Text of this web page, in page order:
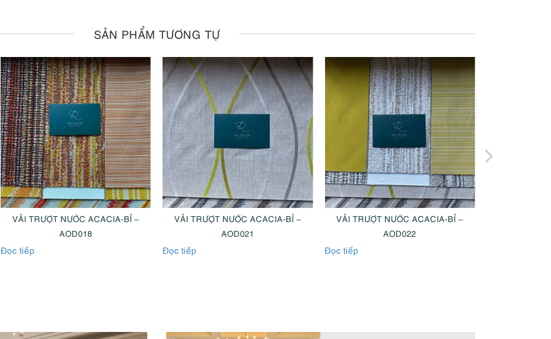
SẢN PHẨM TƯƠNG TỰ
VẢI TRƯỢT NƯỚC ACACIA-BỈ –
AOD018
Đọc tiếp
VẢI TRƯỢT NƯỚC ACACIA-BỈ –
AOD021
Đọc tiếp
VẢI TRƯỢT NƯỚC ACACIA-BỈ –
AOD022
Đọc tiếp